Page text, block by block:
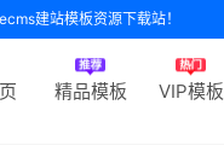
建站模板资源下载站！
精品模板 VIP模板